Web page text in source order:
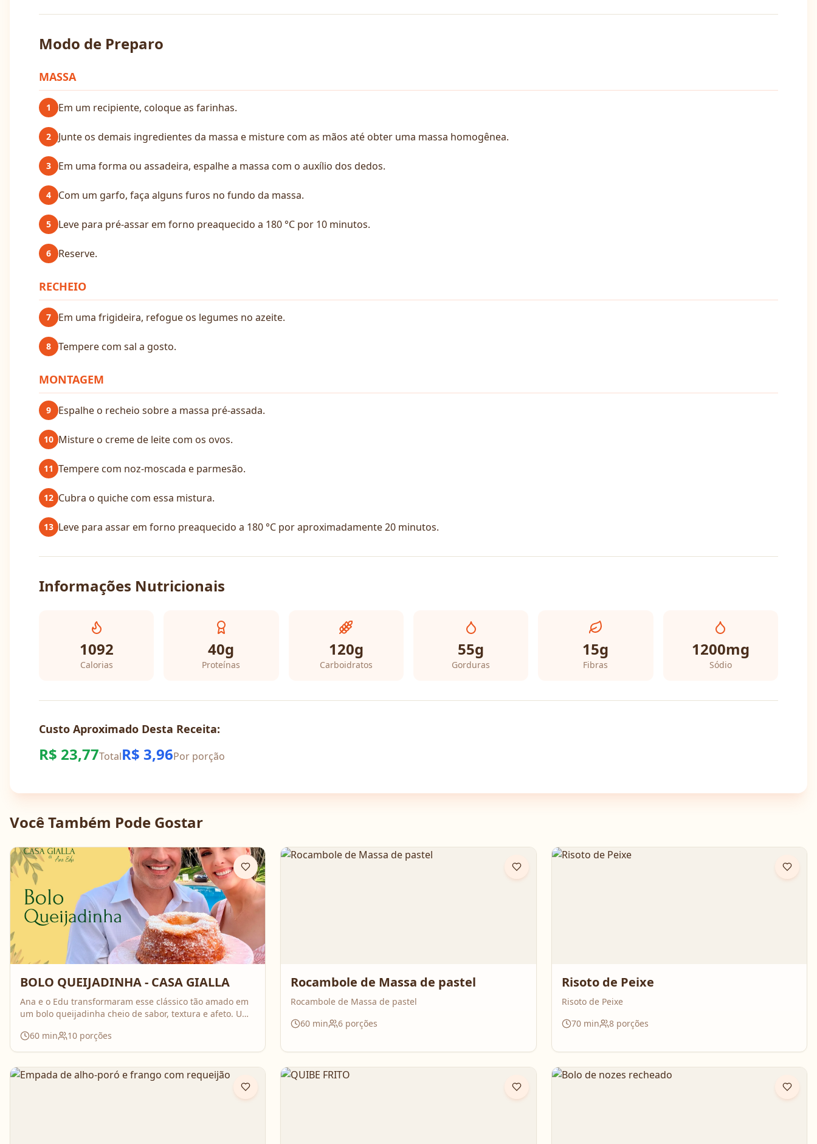
Modo de Preparo
MASSA
1 Em um recipiente, coloque as farinhas.
2 Junte os demais ingredientes da massa e misture com as mãos até obter uma massa homogênea.
3 Em uma forma ou assadeira, espalhe a massa com o auxílio dos dedos.
4 Com um garfo, faça alguns furos no fundo da massa.
5 Leve para pré-assar em forno preaquecido a 180 °C por 10 minutos.
6 Reserve.
RECHEIO
7 Em uma frigideira, refogue os legumes no azeite.
8 Tempere com sal a gosto.
MONTAGEM
9 Espalhe o recheio sobre a massa pré-assada.
10 Misture o creme de leite com os ovos.
11 Tempere com noz-moscada e parmesão.
12 Cubra o quiche com essa mistura.
13 Leve para assar em forno preaquecido a 180 °C por aproximadamente 20 minutos.
Informações Nutricionais
1092
Calorias
40g
Proteínas
120g
Carboidratos
55g
Gorduras
15g
Fibras
1200mg
Sódio
Custo Aproximado Desta Receita:
R$ 23,77TotalR$ 3,96Por porção
Você Também Pode Gostar
BOLO QUEIJADINHA - CASA GIALLA
Ana e o Edu transformaram esse clássico tão amado em
um bolo queijadinha cheio de sabor, textura e afeto. Uma
surpreende no resultado e perfuma a casa inteira
enquanto assa. Aperte o play, acompanhe o passo a
impossível de resistir 💛
60 min 10 porções
Rocambole de Massa de pastel
Rocambole de Massa de pastel
60 min 6 porções
Risoto de Peixe
Risoto de Peixe
70min 8porções